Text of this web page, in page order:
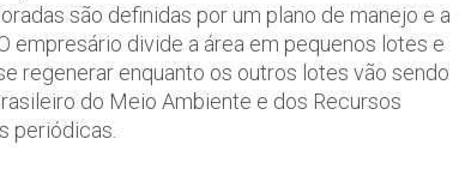
são definidas por um plano de manejo e a
empresário divide a área em pequenos lotes e
regenerar enquanto os outros lotes vão sendo
do Meio Ambiente e dos Recursos
periódicas.